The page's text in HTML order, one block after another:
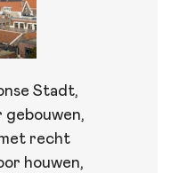
Stadt,
gebouwen,
recht
houwen,